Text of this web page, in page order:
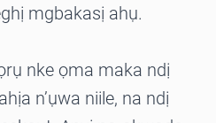
mgbakasị ahụ.
nke ọma maka ndị
n’ụwa niile, na ndị